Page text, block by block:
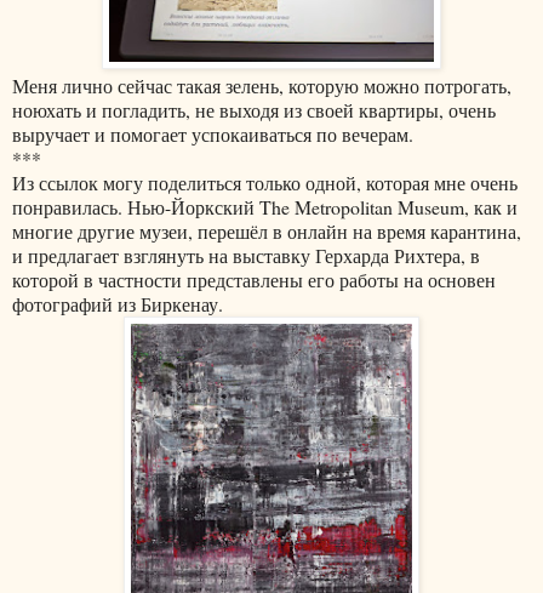
Меня лично сейчас такая зелень, которую можно потрогать,
ноюхать и погладить, не выходя из своей квартиры, очень
выручает и помогает успокаиваться по вечерам.
***
Из ссылок могу поделиться только одной, которая мне очень
понравилась. Нью-Йоркский The Metropolitan Museum, как и
многие другие музеи, перешёл в онлайн на время карантина,
и предлагает взглянуть на выставку Герхарда Рихтера, в
которой в частности представлены его работы на основен
фотографий из Биркенау.